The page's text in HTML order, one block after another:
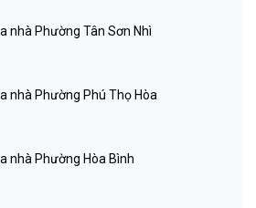
nhà Phường Tân Sơn Nhì
nhà Phường Phú Thọ Hòa
nhà Phường Hòa Bình